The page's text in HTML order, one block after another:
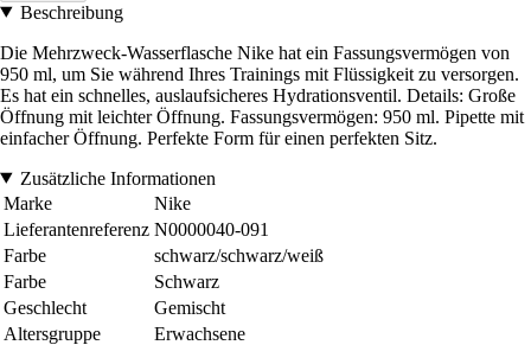
Beschreibung
Die Mehrzweck-Wasserflasche Nike hat ein Fassungsvermögen von
950 ml, um Sie während Ihres Trainings mit Flüssigkeit zu versorgen.
Es hat ein schnelles, auslaufsicheres Hydrationsventil. Details: Große
Öffnung mit leichter Öffnung. Fassungsvermögen: 950 ml. Pipette mit
einfacher Öffnung. Perfekte Form für einen perfekten Sitz.
Zusätzliche Informationen
Marke
Nike
Lieferantenreferenz N0000040-091
Farbe
schwarz/schwarz/weiß
Farbe
Schwarz
Geschlecht
Gemischt
Altersgruppe
Erwachsene